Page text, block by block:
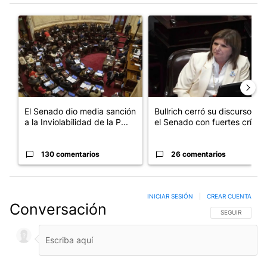
Un artículo de tendencia con el título "El Senado dio media
El Senado dio media sanción
a la Inviolabilidad de la P...
130 comentarios
Un artículo de tendencia
Bullrich cerró su discurso en
el Senado con fuertes crí...
26 comentarios
Conversación SIGA ESTA
SEGUIR
INICIAR SESIÓN CREAR CUENTA